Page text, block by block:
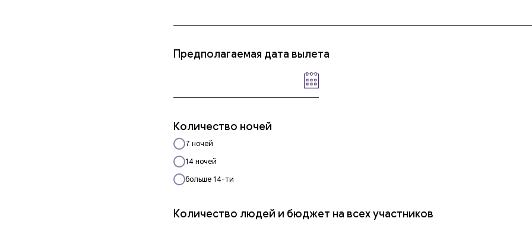
Предполагаемая дата вылета
Количество ночей
7 ночей
14 ночей
больше 14-ти
Количество людей и бюджет на всех участников